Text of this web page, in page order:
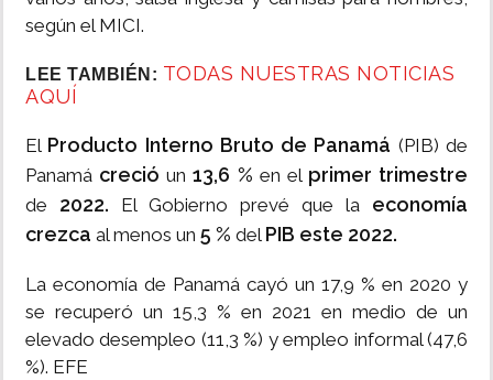
según el MICI.
LEE TAMBIÉN: TODAS NUESTRAS NOTICIAS
AQUÍ
El Producto Interno Bruto de Panamá (PIB) de
Panamá crecióun13,6 % en el primer trimestre
de 2022. El Gobierno prevé que la economía
crezca al menos un 5 % del PIB este 2022.
La economía de Panamá cayó un 17,9 % en 2020 y
se recuperó un 15,3 % en 2021 en medio de un
elevado desempleo (11,3 %) y empleo informal (47,6
%). EFE